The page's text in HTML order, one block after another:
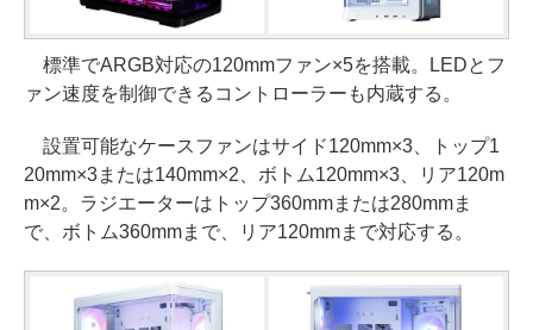
標準でARGB対応の120mmファン×5を搭載。LEDとフ
ァン速度を制御できるコントローラーも内蔵する。
設置可能なケースファンはサイド120mm×3、トップ1
20mm×3または140mm×2、ボトム120mm×3、リア120m
m×2。ラジエーターはトップ360mmまたは280mmま
で、ボトム360mmまで、リア120mmまで対応する。